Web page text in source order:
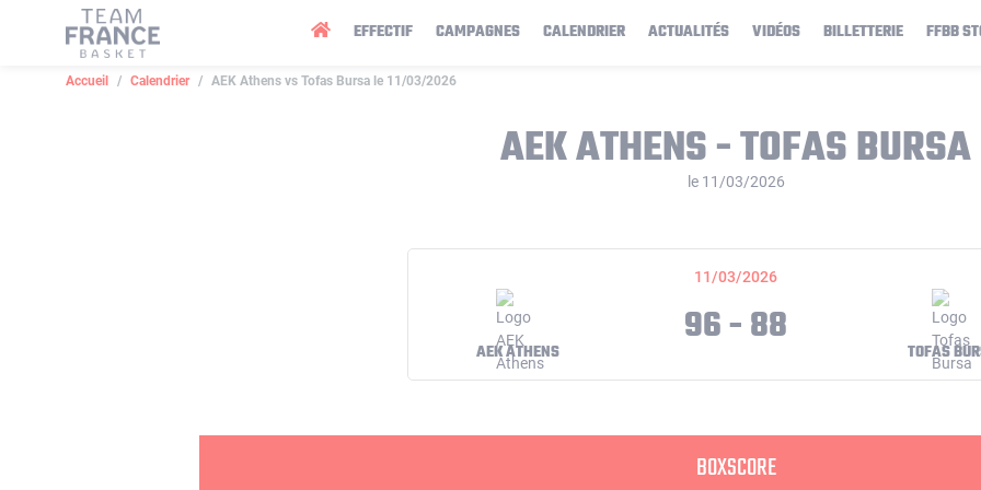
EFFECTIF CAMPAGNES CALENDRIER ACTUALITÉS VIDÉOS BILLETTERIE FFBB
Accueil Calendrier AEK Athens vs Tofas Bursa le 11/03/2026
AEK ATHENS - TOFAS BURSA
le 11/03/2026
11/03/2026
AEK ATHENS 96 - 88 TOFAS
BOXSCORE
Panneau de gestion des cookies